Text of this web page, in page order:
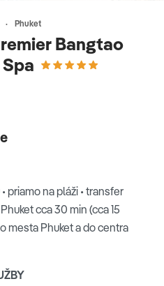
Phuket
Bangtao
priamo na pláži • transfer
cca 30 min (cca 15
mesta Phuket a do centra